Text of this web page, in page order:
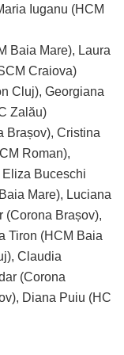
Iuganu (HCM
Baia Mare), Laura
Craiova)
Cluj), Georgiana
Zalău)
Brașov), Cristina
Roman),
Buceschi
Mare), Luciana
(Corona Brașov),
Tiron (HCM Baia
Claudia
(Corona
Diana Puiu (HC